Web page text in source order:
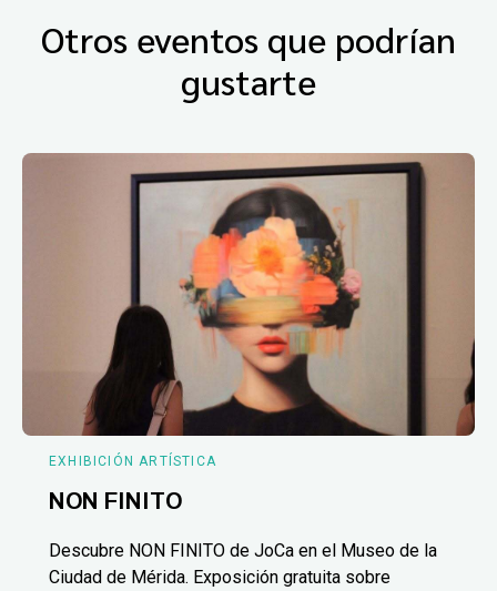
Otros eventos que podrían
gustarte
EXHIBICIÓN ARTÍSTICA
NON FINITO
Descubre NON FINITO de JoCa en el Museo de la
Ciudad de Mérida. Exposición gratuita sobre